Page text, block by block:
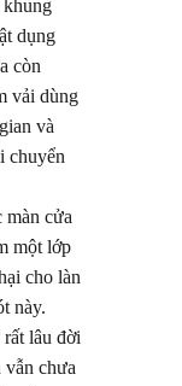
khung
dụng
còn
vải dùng
và
chuyển
màn cửa
một lớp
cho làn
này.
lâu đời
vẫn chưa